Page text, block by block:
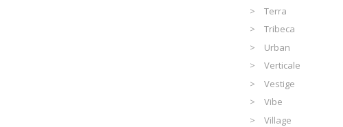
Terra
Tribeca
Urban
Verticale
Vestige
Vibe
Village